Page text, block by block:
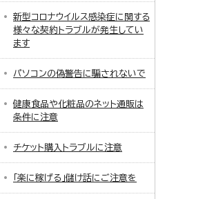
新型コロナウイルス感染症に関する
様々な契約トラブルが発生してい
ます
パソコンの偽警告に騙されないで
健康食品や化粧品のネット通販は
条件に注意
チケット購入トラブルに注意
「楽に稼げる」儲け話にご注意を